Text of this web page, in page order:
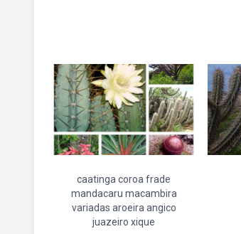
caatinga coroa frade
mandacaru macambira
variadas aroeira angico
juazeiro xique